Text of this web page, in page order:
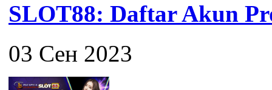
SLOT88: Daftar Akun
03 Сен 2023